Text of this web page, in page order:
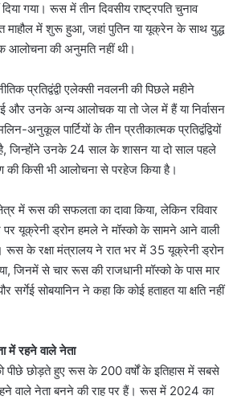
गया। रूस में तीन दिवसीय राष्ट्रपति चुनाव
माहौल में शुरू हुआ, जहां पुतिन या यूक्रेन के साथ युद्ध
आलोचना की अनुमति नहीं थी।
प्रतिद्वंद्वी एलेक्सी नवलनी की पिछले महीने
और उनके अन्य आलोचक या तो जेल में हैं या निर्वासन
अनुकूल पार्टियों के तीन प्रतीकात्मक प्रतिद्वंद्वियों
जिन्होंने उनके 24 साल के शासन या दो साल पहले
किसी भी आलोचना से परहेज किया है।
में रूस की सफलता का दावा किया, लेकिन रविवार
यूक्रेनी ड्रोन हमले ने मॉस्को के सामने आने वाली
रूस के रक्षा मंत्रालय ने रात भर में 35 यूक्रेनी ड्रोन
जिनमें से चार रूस की राजधानी मॉस्को के पास मार
सर्गेई सोबयानिन ने कहा कि कोई हताहत या क्षति नहीं
में रहने वाले नेता
पीछे छोड़ते हुए रूस के 200 वर्षों के इतिहास में सबसे
वाले नेता बनने की राह पर हैं। रूस में 2024 का